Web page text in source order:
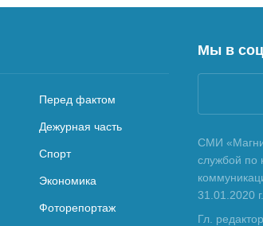
Перед фактом
Дежурная часть
Спорт
Экономика
Фоторепортаж
Мы в
СМИ
службой по
31.01.2020
Гл.